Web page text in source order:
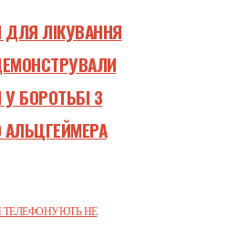
ДЛЯ ЛІКУВАННЯ
БОРОТЬБІ З